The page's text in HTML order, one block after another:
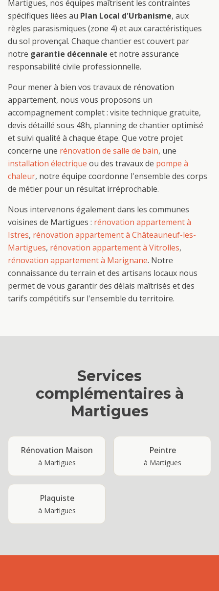
Martigues, nos équipes maîtrisent les contraintes
spécifiques liées au Plan Local d'Urbanisme, aux
règles parasismiques (zone 4) et aux caractéristiques
du sol provençal. Chaque chantier est couvert par
notre garantie décennale et notre assurance
responsabilité civile professionnelle.
Pour mener à bien vos travaux de rénovation
appartement, nous vous proposons un
accompagnement complet : visite technique gratuite,
devis détaillé sous 48h, planning de chantier optimisé
et suivi qualité à chaque étape. Que votre projet
concerne une rénovation de salle de bain, une
installation électrique ou des travaux de pompe à
chaleur, notre équipe coordonne l'ensemble des corps
de métier pour un résultat irréprochable.
Nous intervenons également dans les communes
voisines de Martigues : rénovation appartementà
Istres, rénovation appartementà Châteauneuf-les-
Martigues, rénovation appartementà Vitrolles,
rénovation appartementà Marignane. Notre
connaissance du terrain et des artisans locaux nous
permet de vous garantir des délais maîtrisés et des
tarifs compétitifs sur l'ensemble du territoire.
Services
complémentaires à
Martigues
Rénovation Maison
à Martigues
Peintre
à Martigues
Plaquiste
à Martigues